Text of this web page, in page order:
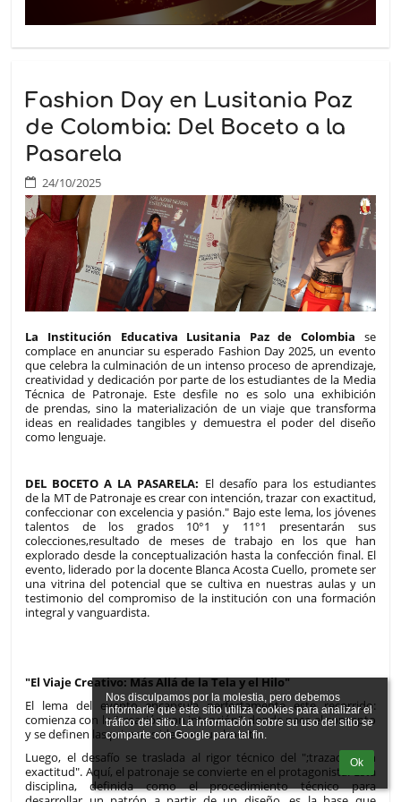
Nos disculpamos por la molestia, pero debemos
informarle que este sitio utiliza cookies para analizar el
tráfico del sitio. La información sobre su uso del sitio se
Ok
Fashion Day en Lusitania Paz
de Colombia: Del Boceto a la
Pasarela
24/10/2025
La Institución Educativa Lusitania Paz de Colombia se
complace en anunciar su esperado Fashion Day 2025, un evento
que celebra la culminación de un intenso proceso de aprendizaje,
creatividad y dedicación por parte de los estudiantes de la Media
Técnica de Patronaje. Este desfile no es solo una exhibición
de prendas, sino la materialización de un viaje que transforma
ideas en realidades tangibles y demuestra el poder del diseño
como lenguaje.
DEL BOCETO A LA PASARELA: El desafío para los estudiantes
de la MT de Patronaje es crear con intención, trazar con exactitud,
confeccionar con excelencia y pasión." Bajo este lema, los jóvenes
talentos de los grados 10°1 y 11°1 presentarán sus
colecciones,resultado de meses de trabajo en los que han
explorado desde la conceptualización hasta la confección final. El
evento, liderado por la docente Blanca Acosta Cuello, promete ser
una vitrina del potencial que se cultiva en nuestras aulas y un
testimonio del compromiso de la institución con una formación
integral y vanguardista.
"El Viaje Creativo: Más Allá de la Tela y el Hilo"
El lema del evento encapsula perfectamente este recorrido:
comienza con la "creación con intención", donde nace el concepto
y se definen las primeras ideas en un boceto.
Luego, el desafío se traslada al rigor técnico del ";trazado con
exactitud". Aquí, el patronaje se convierte en el protagonista. Esta
disciplina, definida como el procedimiento técnico para